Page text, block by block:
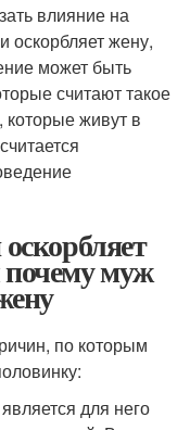
влияние на
оскорбляет жену,
может быть
считают такое
живут в
муж
по которым
для него